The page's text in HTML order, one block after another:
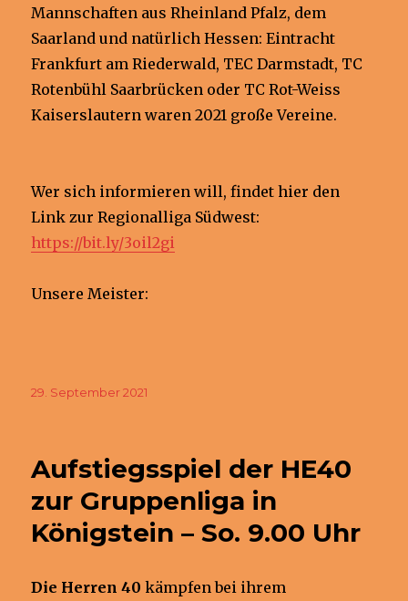
Mannschaften aus Rheinland Pfalz, dem
Saarland und natürlich Hessen: Eintracht
Frankfurt am Riederwald, TEC Darmstadt, TC
Rotenbühl Saarbrücken oder TC Rot-Weiss
Kaiserslautern waren 2021 große Vereine.
Wer sich informieren will, findet hier den
Link zur Regionalliga Südwest:
https://bit.ly/3oil2gi
Unsere Meister:
Veröffentlicht
29. September 2021
Aufstiegsspiel der HE40
zur Gruppenliga in
Königstein – So. 9.00 Uhr
Die Herren 40 kämpfen bei ihrem